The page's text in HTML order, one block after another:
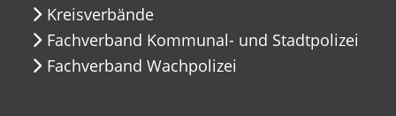
Kreisverbände
Fachverband Kommunal- und Stadtpolizei
Fachverband Wachpolizei